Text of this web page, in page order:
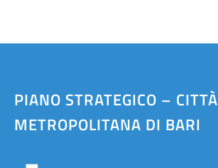
PIANO STRATEGICO – CITTÀ
METROPOLITANA DI BARI